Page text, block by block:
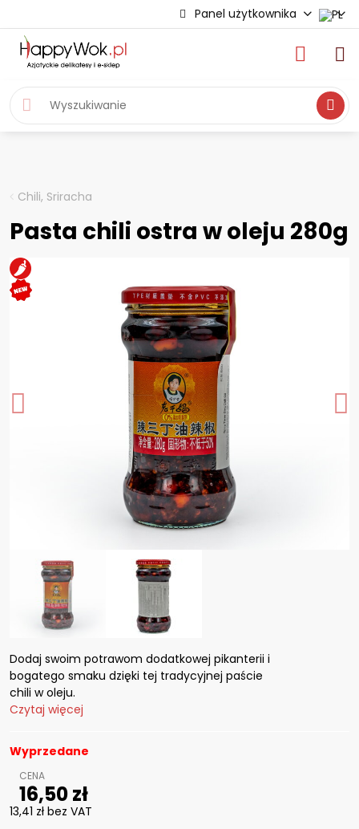
Panel użytkownika
Chili, Sriracha
Pasta chili ostra w oleju 280g
Dodaj swoim potrawom dodatkowej pikanterii i
bogatego smaku dzięki tej tradycyjnej paście
chili w oleju.
Czytaj więcej
Wyprzedane
16,50 zł
13,41 zł bez VAT